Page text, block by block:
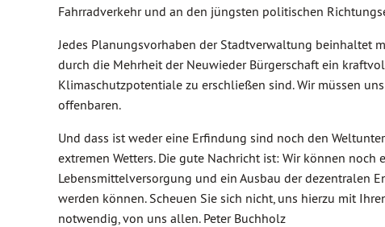
Fahrradverkehr und an den jüngsten politischen
Jedes Planungsvorhaben der Stadtverwaltung beinhaltet
durch die Mehrheit der Neuwieder Bürgerschaft ein
Klimaschutzpotentiale zu erschließen sind. Wir müssen
offenbaren.
Und dass ist weder eine Erfindung sind noch den
extremen Wetters. Die gute Nachricht ist: Wir können
Lebensmittelversorgung und ein Ausbau der dezentralen
werden können. Scheuen Sie sich nicht, uns hierzu mit
notwendig, von uns allen. Peter Buchholz